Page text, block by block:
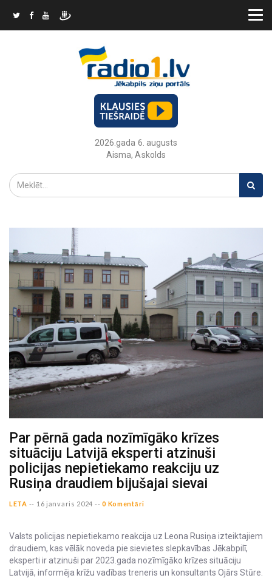
2026.gada 6. augusts
Aisma, Askolds
Par pērnā gada nozīmīgāko krīzes
situāciju Latvijā eksperti atzinuši
policijas nepietiekamo reakciju uz
Rusiņa draudiem bijušajai sievai
LETA -- 16 janvaris 2024 -- 0 Komentāri
Valsts policijas nepietiekamo reakcija uz Leona Rusiņa izteiktajiem
draudiem, kas vēlāk noveda pie sievietes slepkavības Jēkabpilī,
eksperti ir atzinuši par 2023.gada nozīmīgāko krīzes situāciju
Latvijā, informēja krīžu vadības treneris un konsultants Ojārs Stūre.